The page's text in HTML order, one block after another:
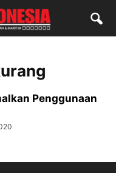
Penggunaan